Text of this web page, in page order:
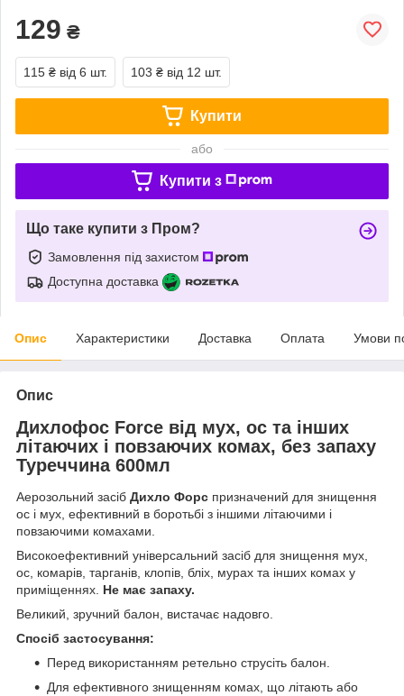
129 ₴
115 ₴ від 6 шт. 103 ₴ від 12 шт.
Купити
або
Купити з
Що таке купити з Пром?
Замовлення під захистом
Доступна доставка
Опис Характеристики Доставка Оплата Умови
Опис
Дихлофос Force від мух, ос та інших
літаючих і повзаючих комах, без запаху
Туреччина 600мл
Аерозольний засіб Дихло Форс призначений для знищення
ос і мух, ефективний в боротьбі з іншими літаючими і
повзаючими комахами.
Високоефективний універсальний засіб для знищення мух,
ос, комарів, тарганів, клопів, бліх, мурах та інших комах у
приміщеннях. Не має запаху.
Великий, зручний балон, вистачає надовго.
Спосіб застосування:
Перед використанням ретельно струсіть балон.
Для ефективного знищенням комах, що літають або